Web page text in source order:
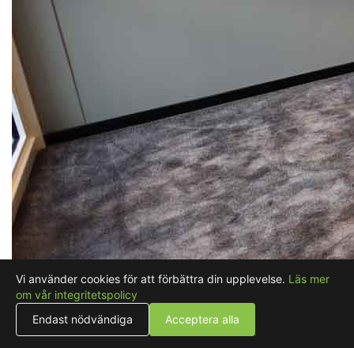
Vi använder cookies för att förbättra din upplevelse. Läs mer
om vår integritetspolicy
Endast nödvändiga
Acceptera alla